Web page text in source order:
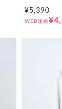
¥5,390
WEB価格